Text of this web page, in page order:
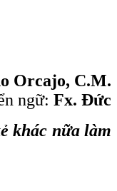
Orcajo, C.M.
ngữ: Fx. Đức
khác nữa làm